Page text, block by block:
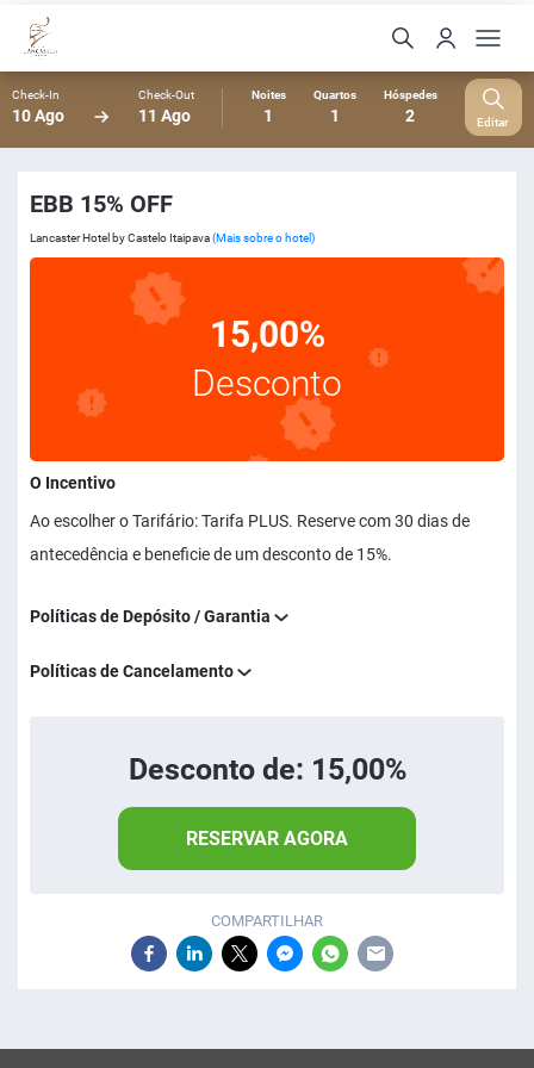
Check-In
10 Ago
Check-Out
11 Ago
Noites
1
Quartos
1
Hóspedes
2 Editar
EBB 15% OFF
Lancaster Hotel by Castelo Itaipava(Mais sobre o hotel)
15,00%
Desconto
O Incentivo
Ao escolher o Tarifário: Tarifa PLUS. Reserve com 30 dias de
antecedência e beneficie de um desconto de 15%.
Políticas de Depósito / Garantia
Políticas de Cancelamento
Desconto de: 15,00%
RESERVAR AGORA
COMPARTILHAR